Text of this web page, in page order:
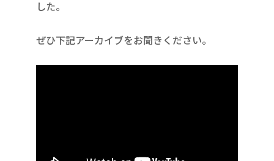
した。
ぜひ下記アーカイブをお聞きください。